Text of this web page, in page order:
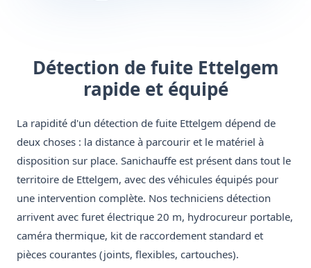
Détection de fuite Ettelgem
rapide et équipé
La rapidité d'un détection de fuite Ettelgem dépend de
deux choses : la distance à parcourir et le matériel à
disposition sur place. Sanichauffe est présent dans tout le
territoire de Ettelgem, avec des véhicules équipés pour
une intervention complète. Nos techniciens détection
arrivent avec furet électrique 20 m, hydrocureur portable,
caméra thermique, kit de raccordement standard et
pièces courantes (joints, flexibles, cartouches).